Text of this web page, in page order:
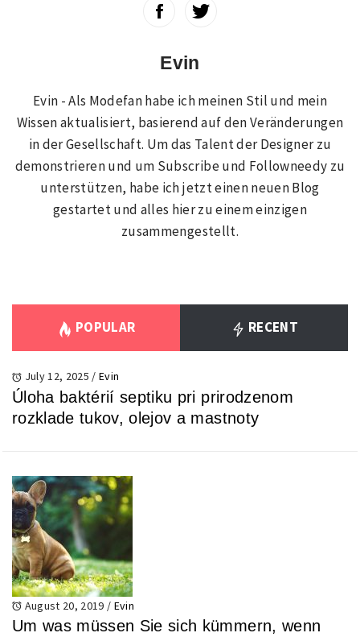
Evin
Evin - Als Modefan habe ich meinen Stil und mein
Wissen aktualisiert, basierend auf den Veränderungen
in der Gesellschaft. Um das Talent der Designer zu
demonstrieren und um Subscribe und Followneedy zu
unterstützen, habe ich jetzt einen neuen Blog
gestartet und alles hier zu einem einzigen
zusammengestellt.
POPULAR RECENT
July 12, 2025 / Evin
Úloha baktérií septiku pri prirodzenom
rozklade tukov, olejov a mastnoty
August 20, 2019 / Evin
Um was müssen Sie sich kümmern, wenn